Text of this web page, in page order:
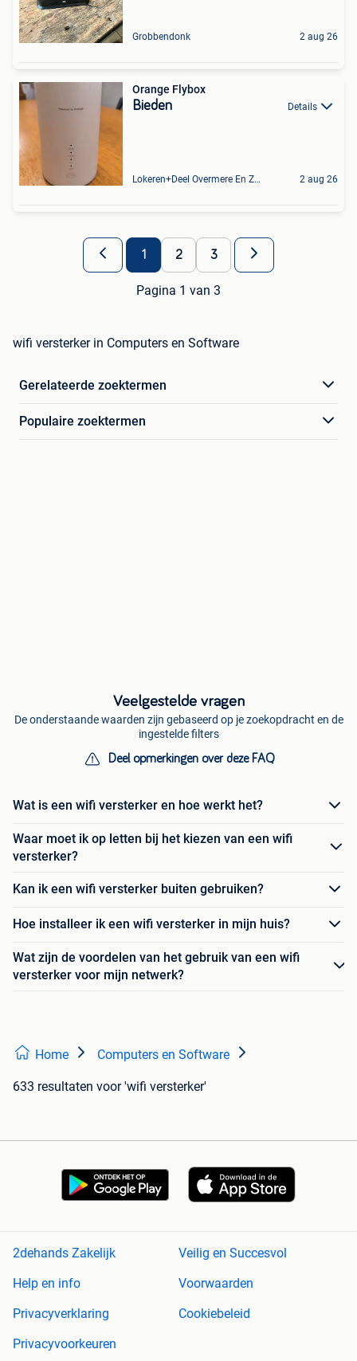
Grobbendonk 2 aug 26
Orange Flybox
Bieden Details
Lokeren+Deel Overmere En Zele 2 aug 26
1 2 3
Pagina 1 van 3
wifi versterker in Computers en Software
Gerelateerde zoektermen
Populaire zoektermen
Veelgestelde vragen
De onderstaande waarden zijn gebaseerd op je zoekopdracht en de
ingestelde filters
Deel opmerkingen over deze FAQ
Wat is een wifi versterker en hoe werkt het?
Waar moet ik op letten bij het kiezen van een wifi
versterker?
Kan ik een wifi versterker buiten gebruiken?
Hoe installeer ik een wifi versterker in mijn huis?
Wat zijn de voordelen van het gebruik van een wifi
versterker voor mijn netwerk?
Home Computers en Software
633 resultaten voor 'wifi versterker'
2dehands Zakelijk
Veilig en Succesvol
Help en info
Voorwaarden
Privacyverklaring
Cookiebeleid
Privacyvoorkeuren